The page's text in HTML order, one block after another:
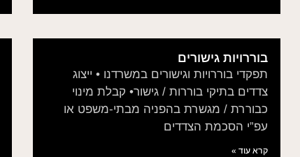
בוררויות גישורים
תפקדי בוררויות וגישורים במשרדנו • ייצוג
צדדים בתיקי בוררות / גישור• קבלת מינוי
כבוררת / מגשרת בהפניה מבתי-משפט או
עפ”י הסכמת הצדדים
קרא עוד »